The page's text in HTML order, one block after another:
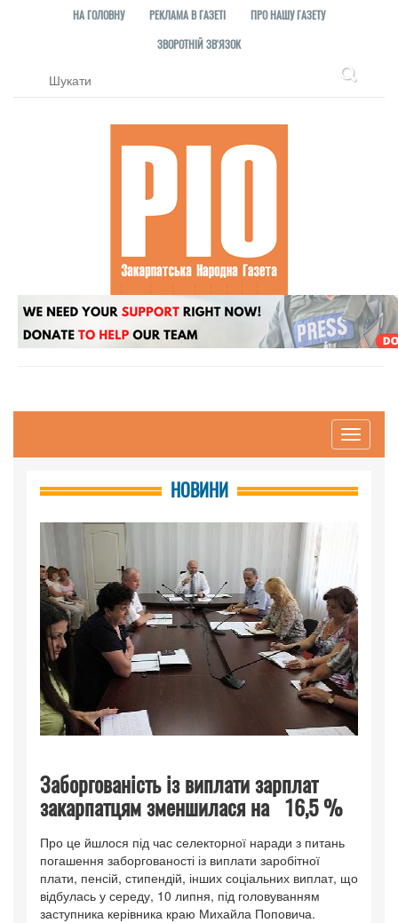
НА ГОЛОВНУ РЕКЛАМА В ГАЗЕТІ
ПРО НАШУ ГАЗЕТУ
ЗВОРОТНІЙ ЗВ'ЯЗОК
Toggle
НОВИНИ
Заборгованість із виплати зарплат
закарпатцям зменшилася на 16,5 %
Про це йшлося під час селекторної наради з питань
погашення заборгованості із виплати заробітної
плати, пенсій, стипендій, інших соціальних виплат, що
відбулась у середу, 10 липня, під головуванням
заступника керівника краю Михайла Поповича.